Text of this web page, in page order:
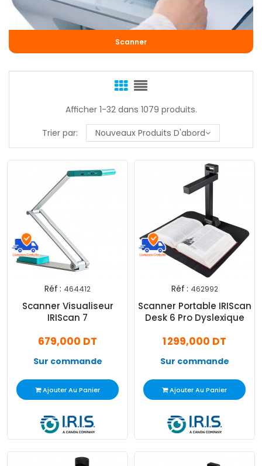
Scanner
Afficher 1-32 dans 1079 produits.
Trier par:
Nouveaux Produits D'abord
Réf : 464412
Scanner Visualiseur
IRIScan 7
679,000 DT
Sur commande
Ajouter Au Panier
Réf : 462992
Scanner Portable IRIScan
Desk 6 Pro Dyslexique
1 299,000 DT
Sur commande
Ajouter Au Panier